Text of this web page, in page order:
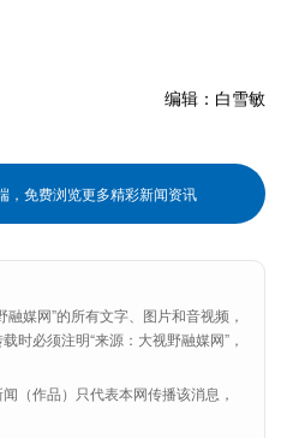
编辑： 白雪敏
，免费浏览更多精彩新闻资讯
媒网”的所有文字、图片和音视频，
时必须注明“来源：大视野融媒网”，
（作品）只代表本网传播该消息，